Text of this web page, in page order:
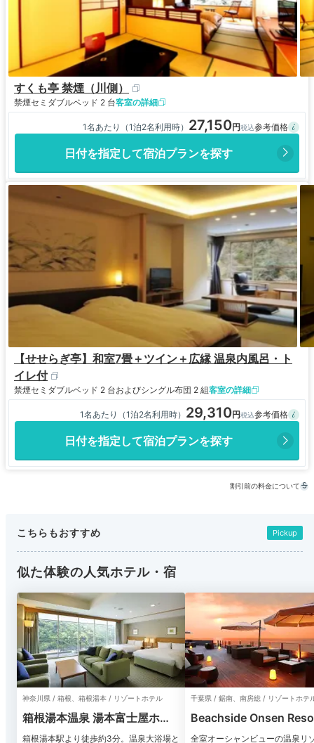
すくも亭 禁煙（川側）
禁煙セミダブルベッド 2 台客室の詳細
1名あたり（1泊2名利用時） 27,150
日付を指定して宿泊プランを探す
【せせらぎ亭】和室7畳＋ツイン＋広縁 温泉内風呂・ト
イレ付
禁煙セミダブルベッド 2 台およびシングル布団 2 組客室の詳細
1名あたり（1泊2名利用時） 29,310
日付を指定して宿泊プランを探す
割引前の料金について
こちらもおすすめ Pickup
似た体験の人気ホテル・宿
神奈川県 / 箱根、箱根湯本 / リゾートホテル
箱根湯本温泉 湯本富士屋ホテ
ル
箱根湯本駅より徒歩約3分。温泉大浴場と
千葉県 / 鋸南、南房総 / リゾートホテ
Beachside Onsen
み
全室オーシャンビューの温泉リ